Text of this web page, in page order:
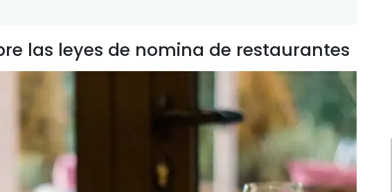
las leyes de nomina de restaurantes